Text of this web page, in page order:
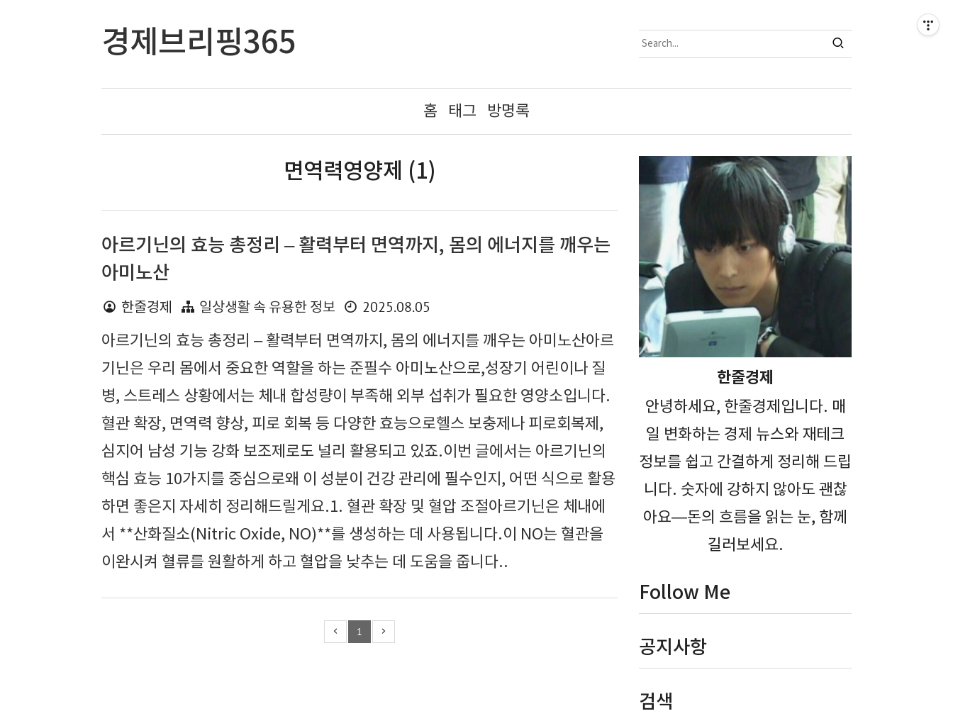
경제브리핑365
홈 태그 방명록
면역력영양제 (1)
아르기닌의 효능 총정리 – 활력부터 면역까지, 몸의 에너지를 깨우는
아미노산
한줄경제 일상생활 속 유용한 정보
2025.08.05
아르기닌의 효능 총정리 – 활력부터 면역까지, 몸의 에너지를 깨우는 아미노산아르
기닌은 우리 몸에서 중요한 역할을 하는 준필수 아미노산으로,성장기 어린이나 질
병, 스트레스 상황에서는 체내 합성량이 부족해 외부 섭취가 필요한 영양소입니다.
혈관 확장, 면역력 향상, 피로 회복 등 다양한 효능으로헬스 보충제나 피로회복제,
심지어 남성 기능 강화 보조제로도 널리 활용되고 있죠.이번 글에서는 아르기닌의
핵심 효능 10가지를 중심으로왜 이 성분이 건강 관리에 필수인지, 어떤 식으로 활용
하면 좋은지 자세히 정리해드릴게요.1. 혈관 확장 및 혈압 조절아르기닌은 체내에
서 **산화질소(Nitric Oxide, NO)**를 생성하는 데 사용됩니다.이 NO는 혈관을
이완시켜 혈류를 원활하게 하고 혈압을 낮추는 데 도움을 줍니다..
1
한줄경제
안녕하세요, 한줄경제입니다. 매
일 변화하는 경제 뉴스와 재테크
정보를 쉽고 간결하게 정리해 드립
니다. 숫자에 강하지 않아도 괜찮
아요—돈의 흐름을 읽는 눈, 함께
길러보세요.
Follow Me
공지사항
검색